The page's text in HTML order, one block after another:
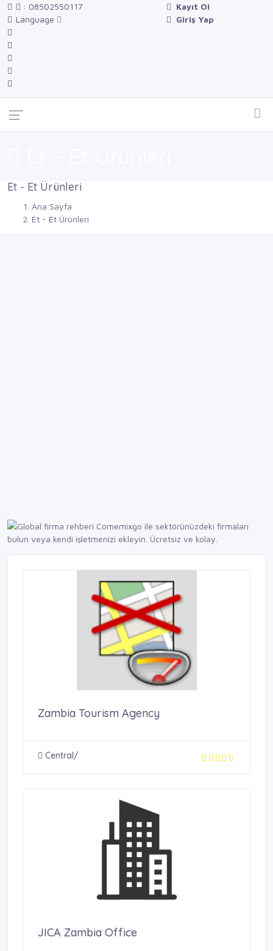
: 08502550117
Language
Kayıt Ol
Giriş Yap
Et - Et Ürünleri
Ana Sayfa
Et - Et Ürünleri
Zambia Tourism Agency
Central/
JICA Zambia Office